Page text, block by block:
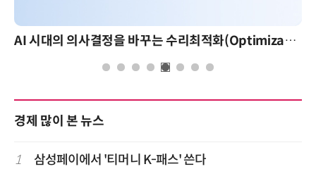
AI 시대의 의사결정을 바꾸는 수리최적화(Optimization): 실제 산업 적용 사례와 활용 전략
경제 많이 본 뉴스
1 삼성페이에서 '티머니 K-패스' 쓴다